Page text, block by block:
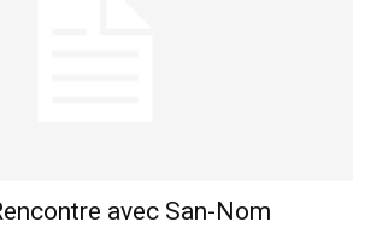
avec San-Nom